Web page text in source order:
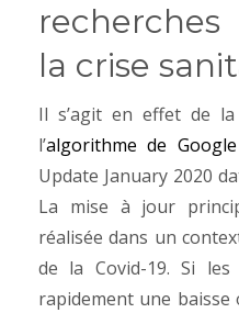
la crise
Il s’agit en effet de
l’algorithme de Google
Update January 2020
La mise à jour
réalisée dans un
de la Covid-19. Si les
rapidement une